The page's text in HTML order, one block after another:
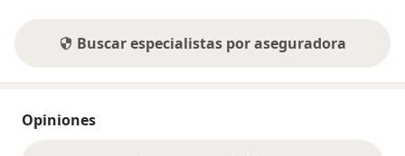
Buscar especialistas por aseguradora
Opiniones